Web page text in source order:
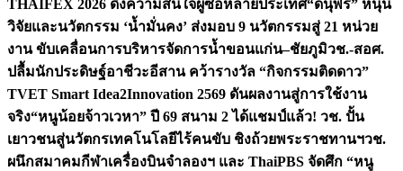
THAIFEX 2026 ดึงความสนใจผู้ซื้อหลายประเทศ“ดนุพร” หนุน
วิจัยและนวัตกรรม ‘น้ำมั่นคง’ ส่งมอบ 9 นวัตกรรมสู่ 21 หน่วย
งาน ขับเคลื่อนการบริหารจัดการน้ำขอนแก่น–ชัยภูมิวช.-สอศ.
ปลื้มนักประดิษฐ์อาชีวะอีสาน คว้ารางวัล “กิจกรรมติดดาว”
TVET Smart Idea2Innovation 2569 ดันผลงานสู่การใช้งาน
จริง“หนูน้อยจ้าวเวหา” ปี 69 สนาม 2 ได้แชมป์แล้ว! วช. ปั้น
เยาวชนสู่นวัตกรเทคโนโลยีไร้คนขับ ชิงถ้วยพระราชทานฯวช.
ผนึกสมาคมกีฬาเครื่องบินจำลองฯ และ ThaiPBS จัดศึก “หนู